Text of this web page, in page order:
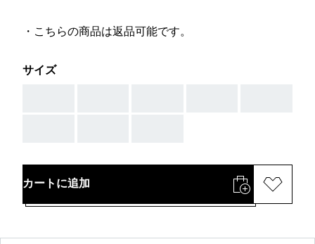
・こちらの商品は返品可能です。
サイズ
カートに追加